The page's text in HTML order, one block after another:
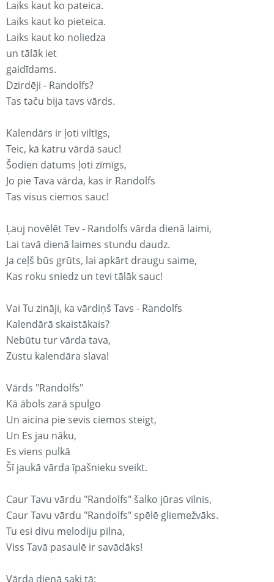
Laiks kaut ko pateica.
Laiks kaut ko pieteica.
Laiks kaut ko noliedza
un tālāk iet
gaidīdams.
Dzirdēji - Randolfs?
Tas taču bija tavs vārds.
Kalendārs ir ļoti viltīgs,
Teic, kā katru vārdā sauc!
Šodien datums ļoti zīmīgs,
Jo pie Tava vārda, kas ir Randolfs
Tas visus ciemos sauc!
Ļauj novēlēt Tev - Randolfs vārda dienā laimi,
Lai tavā dienā laimes stundu daudz.
Ja ceļš būs grūts, lai apkārt draugu saime,
Kas roku sniedz un tevi tālāk sauc!
Vai Tu zināji, ka vārdiņš Tavs - Randolfs
Kalendārā skaistākais?
Nebūtu tur vārda tava,
Zustu kalendāra slava!
Vārds "Randolfs"
Kā ābols zarā spulgo
Un aicina pie sevis ciemos steigt,
Un Es jau nāku,
Es viens pulkā
Šī jaukā vārda īpašnieku sveikt.
Caur Tavu vārdu "Randolfs" šalko jūras vilnis,
Caur Tavu vārdu "Randolfs" spēlē gliemežvāks.
Tu esi divu melodiju pilna,
Viss Tavā pasaulē ir savādāks!
Vārda dienā saki tā: